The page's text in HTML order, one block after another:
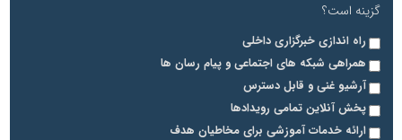
گزینه است؟
راه اندازی خبرگزاری داخلی
همراهی شبکه های اجتماعی و پیام رسان ها
آرشیو غنی و قابل دسترس
پخش آنلاین تمامی رویدادها
ارائه خدمات آموزشی برای مخاطیان هدف